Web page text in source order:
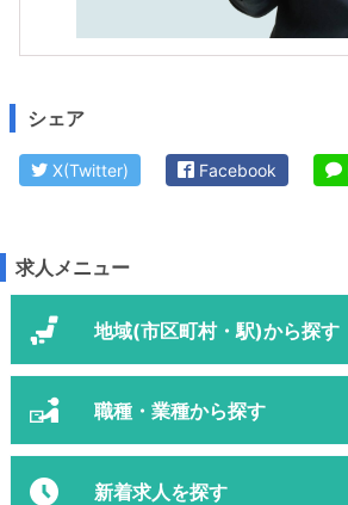
シェア
X(Twitter) Facebook
求人メニュー
地域(市区町村・駅)から探す
職種・業種から探す
新着求人を探す